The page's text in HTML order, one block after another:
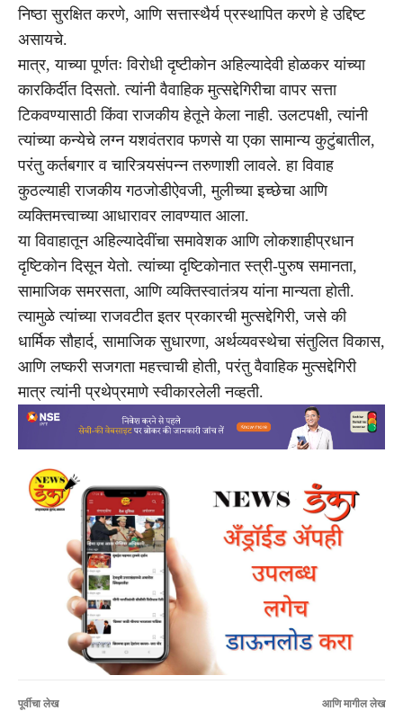
निष्ठा सुरक्षित करणे, आणि सत्तास्थैर्य प्रस्थापित करणे हे उद्दिष्ट
असायचे.
मात्र, याच्या पूर्णतः विरोधी दृष्टीकोन अहिल्यादेवी होळकर यांच्या
कारकिर्दीत दिसतो. त्यांनी वैवाहिक मुत्सद्देगिरीचा वापर सत्ता
टिकवण्यासाठी किंवा राजकीय हेतूने केला नाही. उलटपक्षी, त्यांनी
त्यांच्या कन्येचे लग्न यशवंतराव फणसे या एका सामान्य कुटुंबातील,
परंतु कर्तबगार व चारित्र्यसंपन्न तरुणाशी लावले. हा विवाह
कुठल्याही राजकीय गठजोडीऐवजी, मुलीच्या इच्छेचा आणि
व्यक्तिमत्त्वाच्या आधारावर लावण्यात आला.
या विवाहातून अहिल्यादेवींचा समावेशक आणि लोकशाहीप्रधान
दृष्टिकोन दिसून येतो. त्यांच्या दृष्टिकोनात स्त्री-पुरुष समानता,
सामाजिक समरसता, आणि व्यक्तिस्वातंत्र्य यांना मान्यता होती.
त्यामुळे त्यांच्या राजवटीत इतर प्रकारची मुत्सद्देगिरी, जसे की
धार्मिक सौहार्द, सामाजिक सुधारणा, अर्थव्यवस्थेचा संतुलित विकास,
आणि लष्करी सजगता महत्त्वाची होती, परंतु वैवाहिक मुत्सद्देगिरी
मात्र त्यांनी प्रथेप्रमाणे स्वीकारलेली नव्हती.
पूर्वीचा लेख आणि मागील लेख